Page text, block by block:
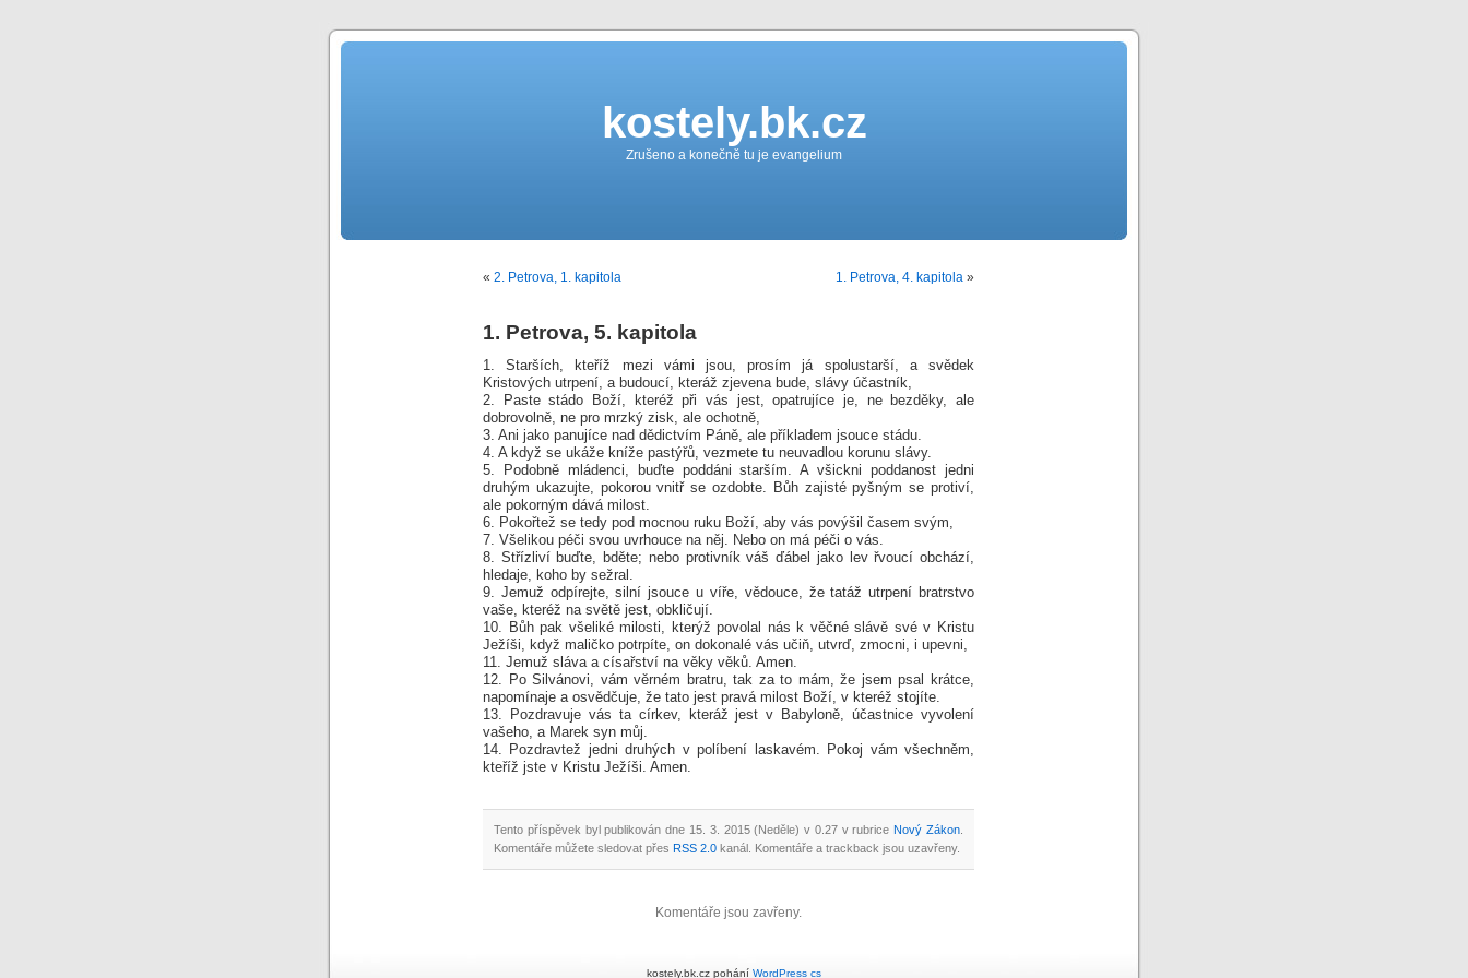
kostely.bk.cz
Zrušeno a konečně tu je evangelium
« 2. Petrova, 1. kapitola 1. Petrova, 4. kapitola »
1. Petrova, 5. kapitola
1. Starších, kteříž mezi vámi jsou, prosím já spolustarší, a svědek
Kristových utrpení, a budoucí, kteráž zjevena bude, slávy účastník,
2. Paste stádo Boží, kteréž při vás jest, opatrujíce je, ne bezděky, ale
dobrovolně, ne pro mrzký zisk, ale ochotně,
3. Ani jako panujíce nad dědictvím Páně, ale příkladem jsouce stádu.
4. A když se ukáže kníže pastýřů, vezmete tu neuvadlou korunu slávy.
5. Podobně mládenci, buďte poddáni starším. A všickni poddanost jedni
druhým ukazujte, pokorou vnitř se ozdobte. Bůh zajisté pyšným se protiví,
ale pokorným dává milost.
6. Pokořtež se tedy pod mocnou ruku Boží, aby vás povýšil časem svým,
7. Všelikou péči svou uvrhouce na něj. Nebo on má péči o vás.
8. Střízliví buďte, bděte; nebo protivník váš ďábel jako lev řvoucí obchází,
hledaje, koho by sežral.
9. Jemuž odpírejte, silní jsouce u víře, vědouce, že tatáž utrpení bratrstvo
vaše, kteréž na světě jest, obkličují.
10. Bůh pak všeliké milosti, kterýž povolal nás k věčné slávě své v Kristu
Ježíši, když maličko potrpíte, on dokonalé vás učiň, utvrď, zmocni, i upevni,
11. Jemuž sláva a císařství na věky věků. Amen.
12. Po Silvánovi, vám věrném bratru, tak za to mám, že jsem psal krátce,
napomínaje a osvědčuje, že tato jest pravá milost Boží, v kteréž stojíte.
13. Pozdravuje vás ta církev, kteráž jest v Babyloně, účastnice vyvolení
vašeho, a Marek syn můj.
14. Pozdravtež jedni druhých v políbení laskavém. Pokoj vám všechněm,
kteříž jste v Kristu Ježíši. Amen.
Tento příspěvek byl publikován dne 15. 3. 2015 (Neděle) v 0.27 v rubriceNový Zákon
Komentáře můžete sledovat přes RSS 2.0 kanál. Komentáře a trackback jsou uzavřeny.
Komentáře jsou zavřeny.
kostely.bk.cz pohání WordPress cs